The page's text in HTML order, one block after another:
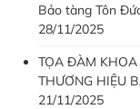
Bảo tàng Tôn
28/11/2025
TỌA ĐÀM KHOA
THƯƠNG HIỆU
21/11/2025